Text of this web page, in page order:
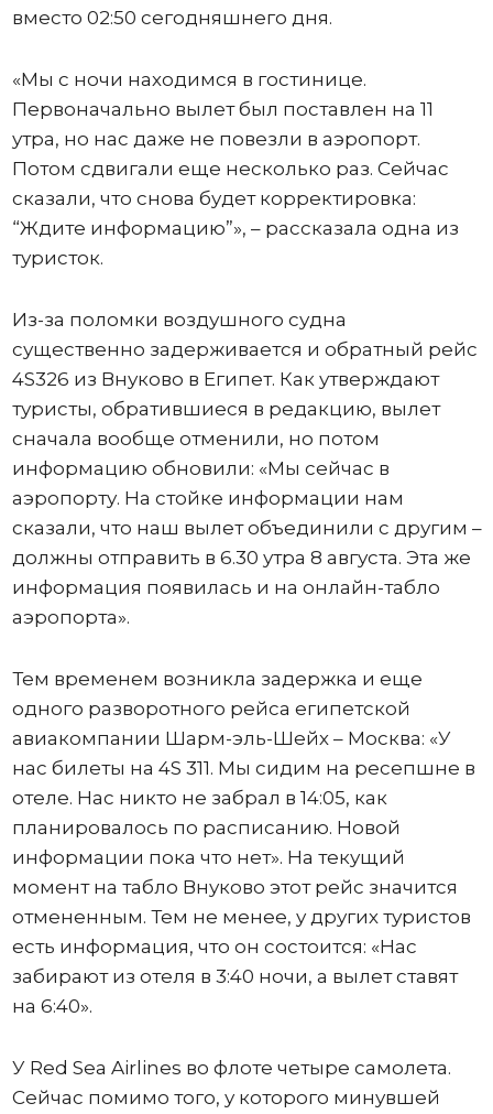
вместо 02:50 сегодняшнего дня.
«Мы с ночи находимся в гостинице.
Первоначально вылет был поставлен на 11
утра, но нас даже не повезли в аэропорт.
Потом сдвигали еще несколько раз. Сейчас
сказали, что снова будет корректировка:
“Ждите информацию”», – рассказала одна из
туристок.
Из-за поломки воздушного судна
существенно задерживается и обратный рейс
4S326 из Внуково в Египет. Как утверждают
туристы, обратившиеся в редакцию, вылет
сначала вообще отменили, но потом
информацию обновили: «Мы сейчас в
аэропорту. На стойке информации нам
сказали, что наш вылет объединили с другим –
должны отправить в 6.30 утра 8 августа. Эта же
информация появилась и на онлайн-табло
аэропорта».
Тем временем возникла задержка и еще
одного разворотного рейса египетской
авиакомпании Шарм-эль-Шейх – Москва: «У
нас билеты на 4S 311. Мы сидим на ресепшне в
отеле. Нас никто не забрал в 14:05, как
планировалось по расписанию. Новой
информации пока что нет». На текущий
момент на табло Внуково этот рейс значится
отмененным. Тем не менее, у других туристов
есть информация, что он состоится: «Нас
забирают из отеля в 3:40 ночи, а вылет ставят
на 6:40».
У Red Sea Airlines во флоте четыре самолета.
Сейчас помимо того, у которого минувшей